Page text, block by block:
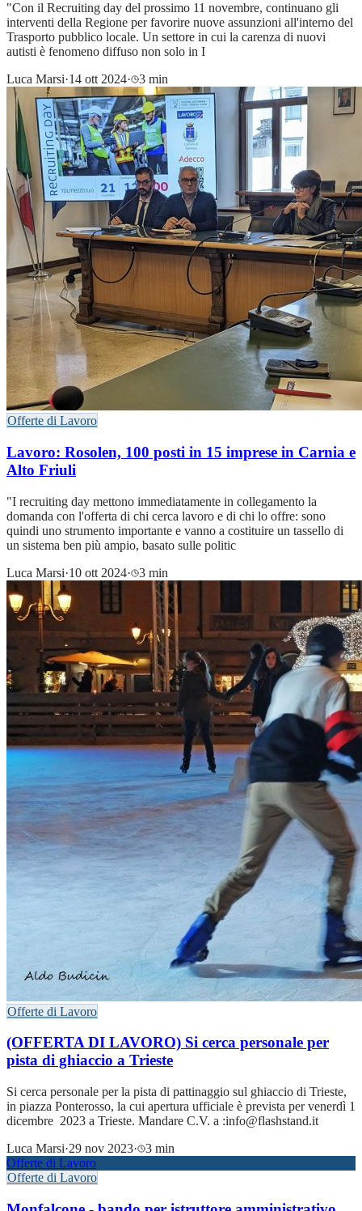
"Con il Recruiting day del prossimo 11 novembre, continuano gli
interventi della Regione per favorire nuove assunzioni all'interno del
Trasporto pubblico locale. Un settore in cui la carenza di nuovi
autisti è fenomeno diffuso non solo in I
Luca Marsi·14 ott 2024· 3 min
Offerte di Lavoro
Lavoro: Rosolen, 100 posti in 15 imprese in Carnia e
Alto Friuli
"I recruiting day mettono immediatamente in collegamento la
domanda con l'offerta di chi cerca lavoro e di chi lo offre: sono
quindi uno strumento importante e vanno a costituire un tassello di
un sistema ben più ampio, basato sulle politic
Luca Marsi·10 ott 2024· 3 min
Offerte di Lavoro
(OFFERTA DI LAVORO) Si cerca personale per
pista di ghiaccio a Trieste
Si cerca personale per la pista di pattinaggio sul ghiaccio di Trieste,
in piazza Ponterosso, la cui apertura ufficiale è prevista per venerdì 1
dicembre 2023 a Trieste. Mandare C.V. a :info@flashstand.it
Luca Marsi·29 nov 2023·
3 min
Offerte di Lavoro
Offerte di Lavoro